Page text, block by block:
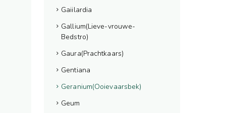
Gaiilardia
Gallium(Lieve-vrouwe-
Bedstro)
Gaura(Prachtkaars)
Gentiana
Geranium(Ooievaarsbek)
Geum